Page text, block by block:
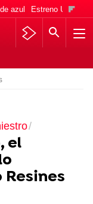
azul Estreno Una
el